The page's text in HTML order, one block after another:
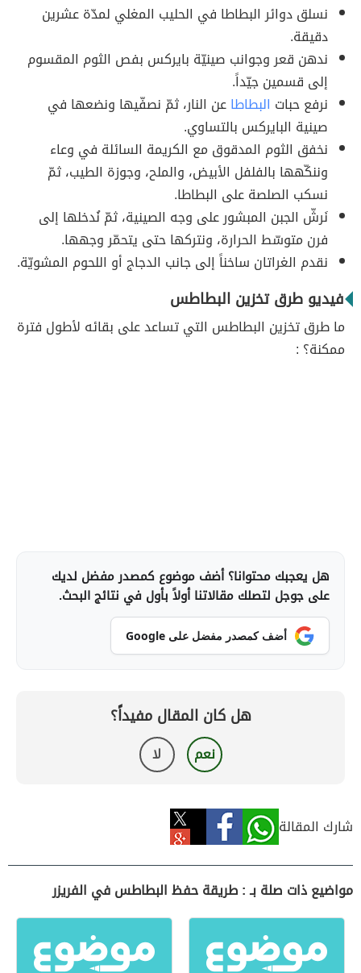
نسلق دوائر البطاطا في الحليب المغلي لمدّة عشرين
دقيقة.
ندهن قعر وجوانب صينيّة بايركس بفص الثوم المقسوم
إلى قسمين جيّداً.
نرفع حبات البطاطاعن النار، ثمّ نصفّيها ونضعها في
صينية البايركس بالتساوي.
نخفق الثوم المدقوق مع الكريمة السائلة في وعاء
وننكّهها بالفلفل الأبيض، والملح، وجوزة الطيب، ثمّ
نسكب الصلصة على البطاطا.
نَرشّ الجبن المبشور على وجه الصينية، ثمّ نُدخلها إلى
فرن متوسّط الحرارة، ونتركها حتى يتحمّر وجهها.
نقدم الغراتان ساخناً إلى جانب الدجاج أو اللحوم المشويّة.
فيديو طرق تخزين البطاطس
ما طرق تخزين البطاطس التي تساعد على بقائه لأطول فترة
ممكنة؟ :
هل يعجبك محتوانا؟ أضف موضوع كمصدر مفضل لديك
على جوجل لتصلك مقالاتنا أولاً بأول في نتائج البحث.
أضف كمصدر مفضل على Google
هل كان المقال مفيداً؟
نعم لا
شارك المقالة
مواضيع ذات صلة بـ : طريقة حفظ البطاطس في الفريزر